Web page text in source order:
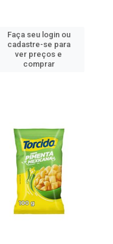
Faça seu login ou
cadastre-se para
ver preços e
comprar